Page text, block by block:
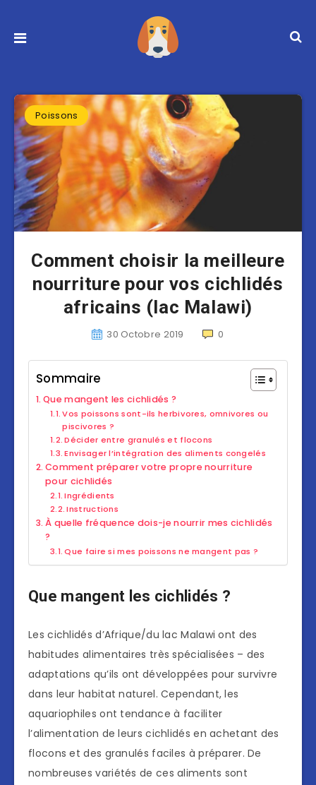
Poissons
Comment choisir la meilleure
nourriture pour vos cichlidés
africains (lac Malawi)
30 Octobre 2019 0
Sommaire
Que mangent les cichlidés ?
Vos poissons sont-ils herbivores, omnivores ou
piscivores ?
Décider entre granulés et flocons
Envisager l’intégration des aliments congelés
Comment préparer votre propre nourriture
pour cichlidés
Ingrédients
Instructions
À quelle fréquence dois-je nourrir mes cichlidés
?
Que faire si mes poissons ne mangent pas ?
Que mangent les cichlidés ?
Les cichlidés d’Afrique/du lac Malawi ont des
habitudes alimentaires très spécialisées – des
adaptations qu’ils ont développées pour survivre
dans leur habitat naturel. Cependant, les
aquariophiles ont tendance à faciliter
l’alimentation de leurs cichlidés en achetant des
flocons et des granulés faciles à préparer. De
nombreuses variétés de ces aliments sont